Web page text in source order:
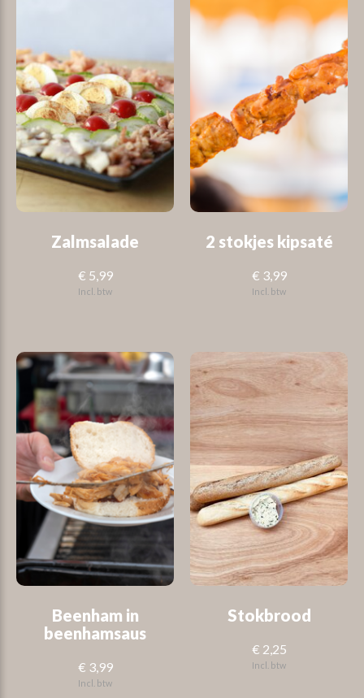
Zalmsalade
€ 5,99
Incl. btw
2 stokjes kipsaté
€ 3,99
Incl. btw
Beenham in
beenhamsaus
€ 3,99
Incl. btw
Stokbrood
€ 2,25
Incl. btw